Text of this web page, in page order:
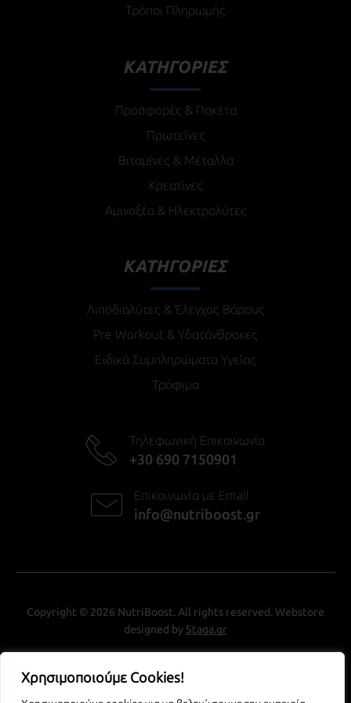
Χρησιμοποιούμε Cookies!
Τρόποι Πληρωμής
ΚΑΤΗΓΟΡΙΕΣ
Προσφορές & Πακέτα
Πρωτεΐνες
Βιταμίνες & Μέταλλα
Κρεατίνες
Αμινοξέα & Ηλεκτρολύτες
ΚΑΤΗΓΟΡΙΕΣ
Λιποδιαλύτες & Έλεγχος Βάρους
Pre Workout & Υδατάνθρακες
Ειδικά Συμπληρώματα Υγείας
Τρόφιμα
Τηλεφωνική Επικοινωνία
+30 690 7150901
Επικοινωνία με Email
info@nutriboost.gr
Copyright © 2026 NutriBoost. All rights reserved. Webstore
designed by Staga.gr